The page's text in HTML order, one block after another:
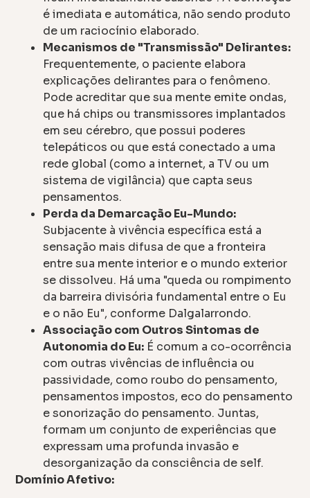
é imediata e automática, não sendo produto
de um raciocínio elaborado.
Mecanismos de "Transmissão" Delirantes:
Frequentemente, o paciente elabora
explicações delirantes para o fenômeno.
Pode acreditar que sua mente emite ondas,
que há chips ou transmissores implantados
em seu cérebro, que possui poderes
telepáticos ou que está conectado a uma
rede global (como a internet, a TV ou um
sistema de vigilância) que capta seus
pensamentos.
Perda da Demarcação Eu-Mundo:
Subjacente à vivência específica está a
sensação mais difusa de que a fronteira
entre sua mente interior e o mundo exterior
se dissolveu. Há uma "queda ou rompimento
da barreira divisória fundamental entre o Eu
e o não Eu", conforme Dalgalarrondo.
Associação com Outros Sintomas de
Autonomia do Eu: É comum a co-ocorrência
com outras vivências de influência ou
passividade, como roubo do pensamento,
pensamentos impostos, eco do pensamento
e sonorização do pensamento. Juntas,
formam um conjunto de experiências que
expressam uma profunda invasão e
desorganização da consciência de self.
Domínio Afetivo: